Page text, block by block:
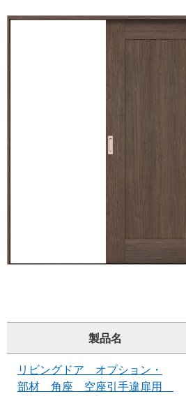
製品名
リビングドア オプション・
部材 角座 空座引手違扉用